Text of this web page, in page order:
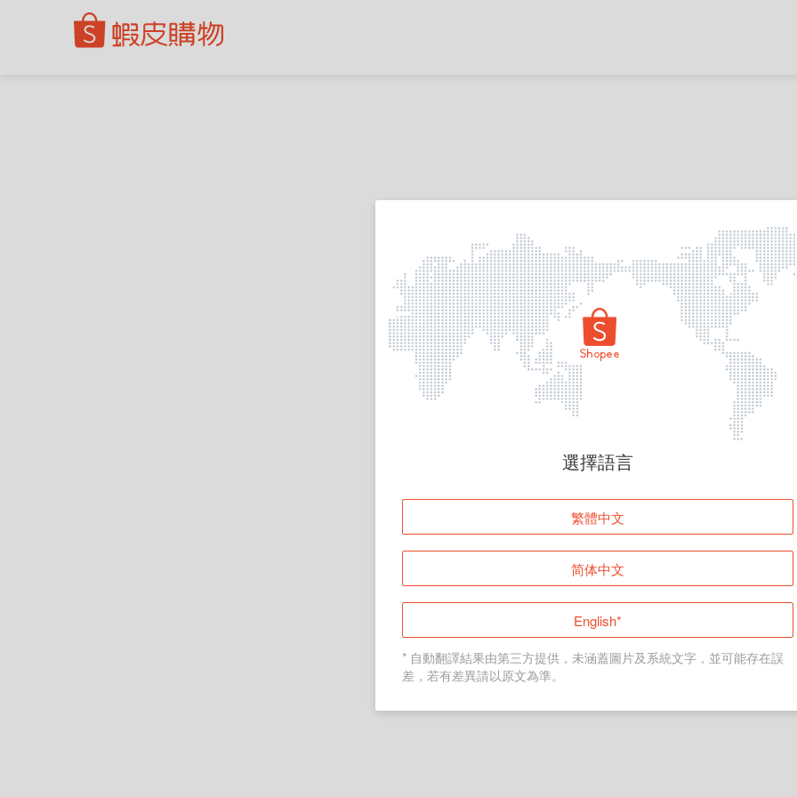
頁面無法顯示
登入
返回首頁
選擇語言
繁體中文
简体中文
English*
* 自動翻譯結果由第三方提供，未涵蓋圖片及系統文字，並可能存在誤
差，若有差異請以原文為準。